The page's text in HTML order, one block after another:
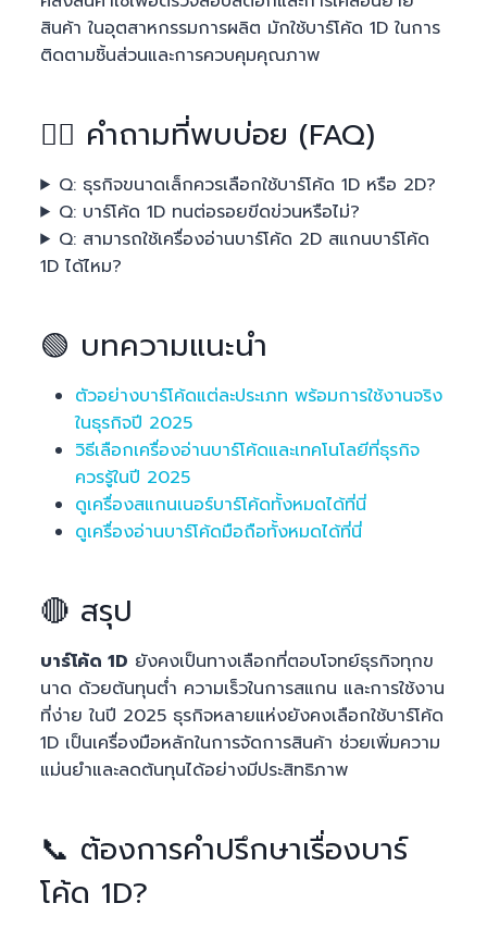
สินค้า ในอุตสาหกรรมการผลิต มักใช้บาร์โค้ด 1D ในการ
ติดตามชิ้นส่วนและการควบคุมคุณภาพ
🙋‍♂️ คำถามที่พบบ่อย (FAQ)
Q: ธุรกิจขนาดเล็กควรเลือกใช้บาร์โค้ด 1D หรือ 2D?
Q: บาร์โค้ด 1D ทนต่อรอยขีดข่วนหรือไม่?
Q: สามารถใช้เครื่องอ่านบาร์โค้ด 2D สแกนบาร์โค้ด
1D ได้ไหม?
🟢 บทความแนะนำ
ตัวอย่างบาร์โค้ดแต่ละประเภท พร้อมการใช้งานจริง
ในธุรกิจปี 2025
วิธีเลือกเครื่องอ่านบาร์โค้ดและเทคโนโลยีที่ธุรกิจ
ควรรู้ในปี 2025
ดูเครื่องสแกนเนอร์บาร์โค้ดทั้งหมดได้ที่นี่
ดูเครื่องอ่านบาร์โค้ดมือถือทั้งหมดได้ที่นี่
🔴 สรุป
บาร์โค้ด 1D ยังคงเป็นทางเลือกที่ตอบโจทย์ธุรกิจทุกข
นาด ด้วยต้นทุนต่ำ ความเร็วในการสแกน และการใช้งาน
ที่ง่าย ในปี 2025 ธุรกิจหลายแห่งยังคงเลือกใช้บาร์โค้ด
1D เป็นเครื่องมือหลักในการจัดการสินค้า ช่วยเพิ่มความ
แม่นยำและลดต้นทุนได้อย่างมีประสิทธิภาพ
📞 ต้องการคำปรึกษาเรื่องบาร์
โค้ด 1D?